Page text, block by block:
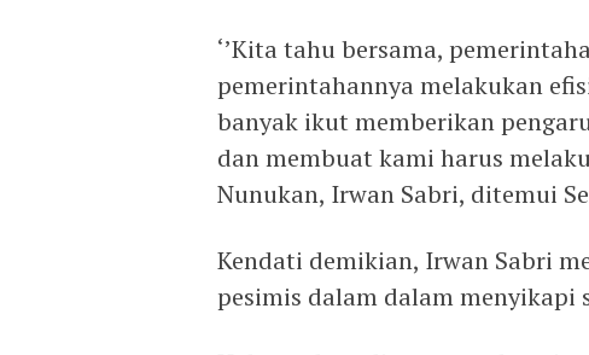
‘’Kita tahu bersama,
pemerintahannya melakukan
banyak ikut memberikan
dan membuat kami harus
Nunukan, Irwan Sabri, ditemui
Kendati demikian, Irwan Sabri
pesimis dalam dalam menyikapi